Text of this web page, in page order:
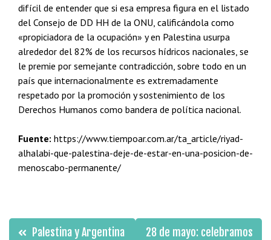
difícil de entender que si esa empresa figura en el listado
del Consejo de DD HH de la ONU, calificándola como
«propiciadora de la ocupación» y en Palestina usurpa
alrededor del 82% de los recursos hídricos nacionales, se
le premie por semejante contradicción, sobre todo en un
país que internacionalmente es extremadamente
respetado por la promoción y sostenimiento de los
Derechos Humanos como bandera de política nacional.
Fuente: https://www.tiempoar.com.ar/ta_article/riyad-
alhalabi-que-palestina-deje-de-estar-en-una-posicion-de-
menoscabo-permanente/
Navegación
Palestina y Argentina
28 de mayo: celebramos